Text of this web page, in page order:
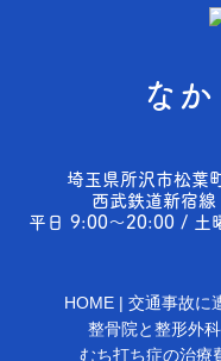
な
埼玉県所沢市松
西武鉄道新宿
平日 9:00～20:00 / 土
HOME 交通事故に
整骨院と整形外
むち打ち症の治療